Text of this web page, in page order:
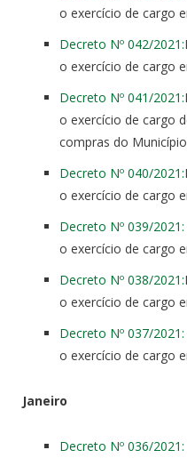
o exercício de cargo
Decreto Nº 042/2021:
o exercício de cargo
Decreto Nº 041/2021:
o exercício de cargo
compras do
Decreto Nº 040/2021:
o exercício de cargo
Decreto Nº 039/2021:
o exercício de cargo
Decreto Nº 038/2021:
o exercício de cargo
Decreto Nº 037/2021:
o exercício de cargo
Janeiro
Decreto Nº 036/2021: